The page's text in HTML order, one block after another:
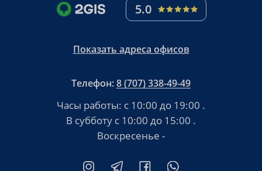
5.0
Показать адреса офисов
Телефон:8 (707) 338-49-49
Часы работы: с 10:00 до 19:00 .
В субботу с 10:00 до 15:00 .
Воскресенье -